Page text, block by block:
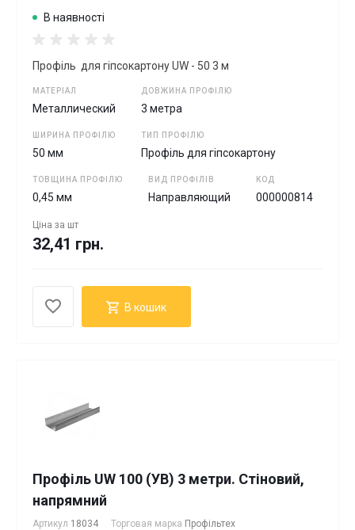
В наявності
Профіль для гіпсокартону UW - 50 3 м
МАТЕРІАЛ
Металлический
ДОВЖИНА ПРОФІЛЮ
3 метра
ШИРИНА ПРОФІЛЮ
50 мм
ТИП ПРОФІЛЮ
Профіль для гіпсокартону
ТОВЩИНА ПРОФІЛЮ
0,45 мм
ВИД ПРОФІЛІВ
Направляющий
КОД
000000814
Ціна за шт
32,41 грн.
В кошик
Профіль UW 100 (УВ) 3 метри. Стіновий,
напрямний
Артикул 18034 Торговая марка Профільтех